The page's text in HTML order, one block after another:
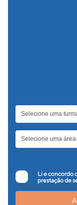
Li e concordo
prestação de